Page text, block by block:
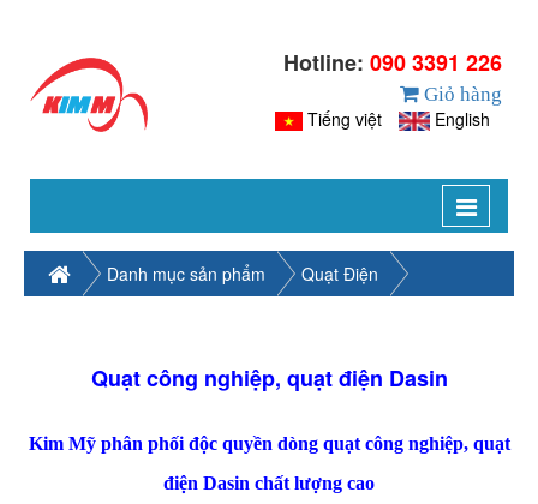
Hotline: 090 3391 226
Giỏ hàng
Tiếng việt English
Toggle
Danh mục sản phẩm Quạt Điện
Quạt công nghiệp, quạt điện Dasin
Kim Mỹ phân phối độc quyền dòng quạt công nghiệp, quạt
điện Dasin chất lượng cao